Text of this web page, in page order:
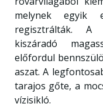
melynek egyik
regisztrálták. A
kiszáradó
előfordul
aszat. A
tarajos gőte, a
vízisikló.